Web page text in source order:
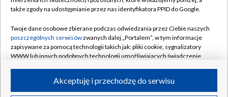
Naziemna Telewizja Cyfrowa
Rada Programowa
System NOS
Informacje o nadawcy
Program dla prasy
Pomoc
Kontakt
Kanały
także zgody na udostępnianie przez nas identyfikatora PPID do Google.
Twoje dane osobowe zbierane podczas odwiedzania przez Ciebie naszych
poszczególnych serwisówzwanych dalej „Portalem”, w tym informacje
zapisywane za pomocą technologii takich jak: pliki cookie, sygnalizatory
WWW lub innych podobnych technologii umożliwiających świadczenie
ruchu w Internecie.Akceptuję i przechodzę do serwisu